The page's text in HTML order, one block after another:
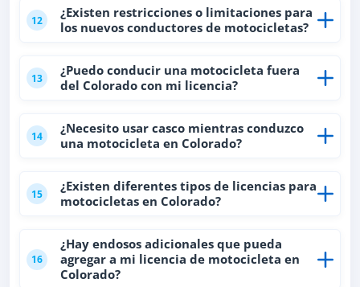
12
¿Existen restricciones o limitaciones para
los nuevos conductores de motocicletas?
13
¿Puedo conducir una motocicleta fuera
del Colorado con mi licencia?
14
¿Necesito usar casco mientras conduzco
una motocicleta en Colorado?
15
¿Existen diferentes tipos de licencias para
motocicletas en Colorado?
16
¿Hay endosos adicionales que pueda
agregar a mi licencia de motocicleta en
Colorado?